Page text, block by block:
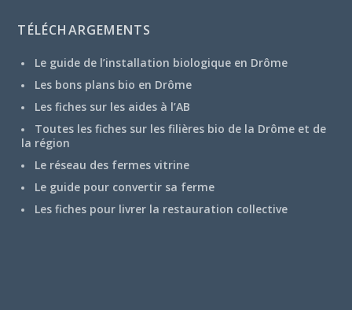
TÉLÉCHARGEMENTS
Le guide de l’installation biologique en Drôme
Les bons plans bio en Drôme
Les fiches sur les aides à l’AB
Toutes les fiches sur les filières bio de la Drôme et de
la région
Le réseau des fermes vitrine
Le guide pour convertir sa ferme
Les fiches pour livrer la restauration collective